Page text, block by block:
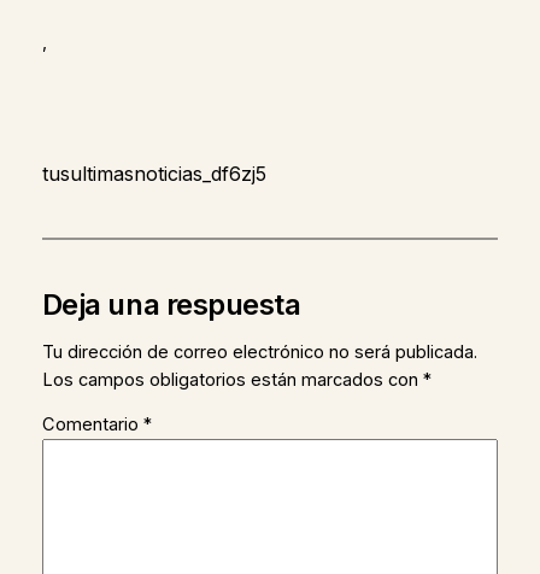
,
tusultimasnoticias_df6zj5
Deja una respuesta
Tu dirección de correo electrónico no será publicada.
Los campos obligatorios están marcados con *
Comentario *